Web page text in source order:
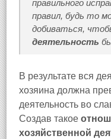
правильного
правил, будь то
добиваться,
деятельность
В результате вся
хозяина должна
деятельность во
Создав такое
хозяйственной